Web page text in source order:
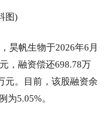
图)
昊帆生物于2026年6月
，融资偿还698.78万
元。目前，该股融资余
为5.05%。